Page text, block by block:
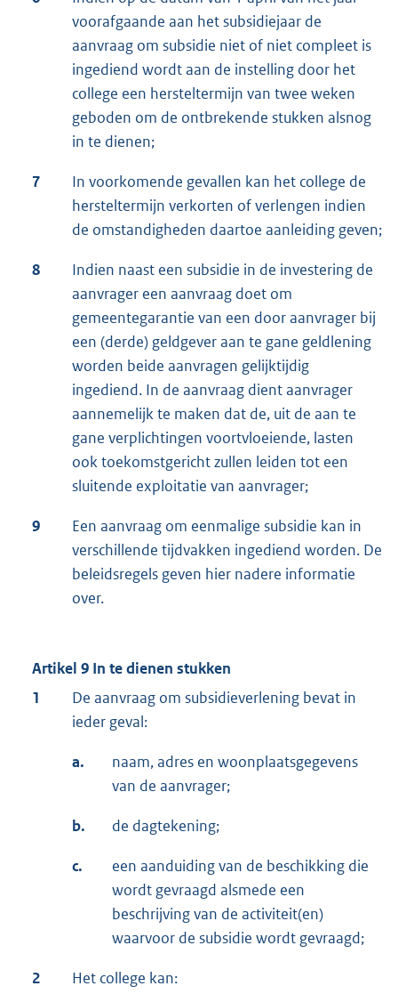
voorafgaande aan het subsidiejaar de
aanvraag om subsidie niet of niet compleet is
ingediend wordt aan de instelling door het
college een hersteltermijn van twee weken
geboden om de ontbrekende stukken alsnog
in te dienen;
7
In voorkomende gevallen kan het college de
hersteltermijn verkorten of verlengen indien
de omstandigheden daartoe aanleiding geven;
8
Indien naast een subsidie in de investering de
aanvrager een aanvraag doet om
gemeentegarantie van een door aanvrager bij
een (derde) geldgever aan te gane geldlening
worden beide aanvragen gelijktijdig
ingediend. In de aanvraag dient aanvrager
aannemelijk te maken dat de, uit de aan te
gane verplichtingen voortvloeiende, lasten
ook toekomstgericht zullen leiden tot een
sluitende exploitatie van aanvrager;
9
Een aanvraag om eenmalige subsidie kan in
verschillende tijdvakken ingediend worden. De
beleidsregels geven hier nadere informatie
over.
Artikel 9 In te dienen stukken
1
De aanvraag om subsidieverlening bevat in
ieder geval:
a.
naam, adres en woonplaatsgegevens
van de aanvrager;
b. de dagtekening;
c.
een aanduiding van de beschikking die
wordt gevraagd alsmede een
beschrijving van de activiteit(en)
waarvoor de subsidie wordt gevraagd;
2 Het college kan: